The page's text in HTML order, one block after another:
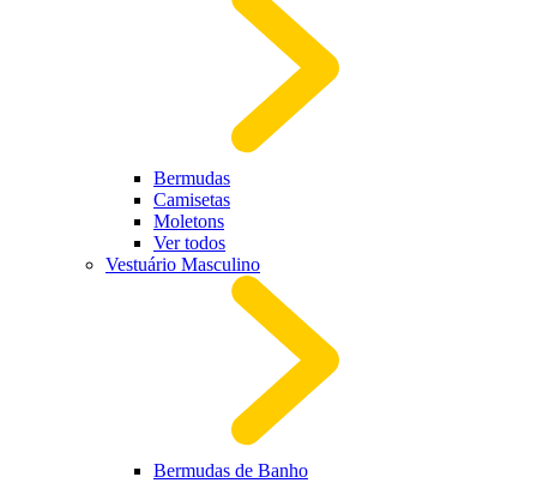
Bermudas
Camisetas
Moletons
Ver todos
Vestuário Masculino
Bermudas de Banho